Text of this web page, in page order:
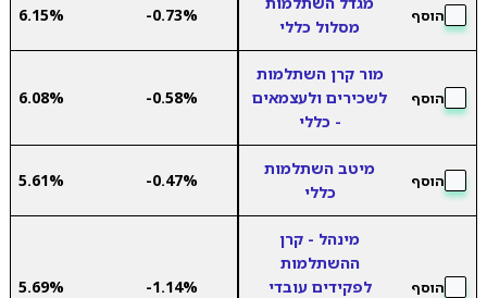
הוסף
מסלול כללי
-0.73%
6.15%
הוסף
מור קרן השתלמות
לשכירים ולעצמאים
- כללי
-0.58%
6.08%
הוסף
מיטב השתלמות
כללי
-0.47%
5.61%
הוסף
מינהל - קרן
ההשתלמות
לפקידים עובדי
-1.14%
5.69%